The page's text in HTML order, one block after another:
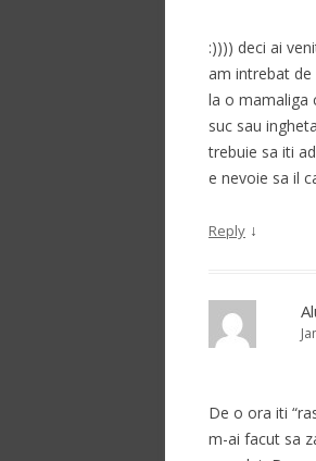
:)))) deci ai
am intrebat de
la o mamaliga
suc sau
trebuie sa iti
e nevoie sa il
Reply ↓
De o ora iti
m-ai facut sa